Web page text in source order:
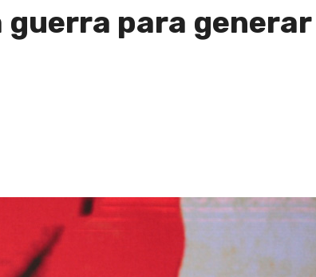
para